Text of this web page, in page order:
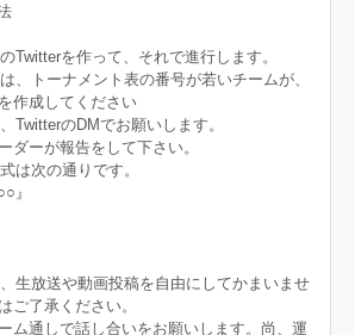
Twitterを作って、それで進行します。
、トーナメント表の番号が若いチームが、
作成してください
TwitterのDMでお願いします。
ダーが報告をして下さい。
は次の通りです。
生放送や動画投稿を自由にしてかまいませ
ご了承ください。
ム通しで話し合いをお願いします。尚、運